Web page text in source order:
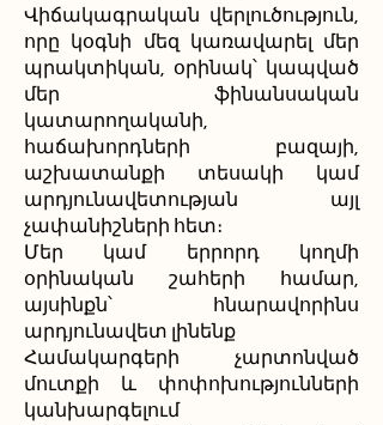
Վիճակագրական վերլուծություն,
որը կօգնի մեզ կառավարել մեր
պրակտիկան, օրինակ՝ կապված
մեր ֆինանսական
կատարողականի,
հաճախորդների բազայի,
աշխատանքի տեսակի կամ
արդյունավետության այլ
չափանիշների հետ։
Մեր կամ երրորդ կողմի
օրինական շահերի համար,
այսինքն՝ հնարավորինս
արդյունավետ լինենք
Համակարգերի չարտոնված
մուտքի և փոփոխությունների
կանխարգելում